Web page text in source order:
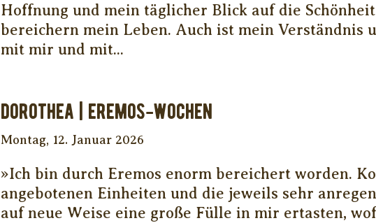
Hoffnung und mein täglicher Blick auf die
bereichern mein Leben. Auch ist mein Verständnis
mit mir und mit...
DOROTHEA | EREMOS-WOCHEN
Montag, 12. Januar 2026
»Ich bin durch Eremos enorm bereichert worden.
angebotenen Einheiten und die jeweils sehr
auf neue Weise eine große Fülle in mir ertasten,